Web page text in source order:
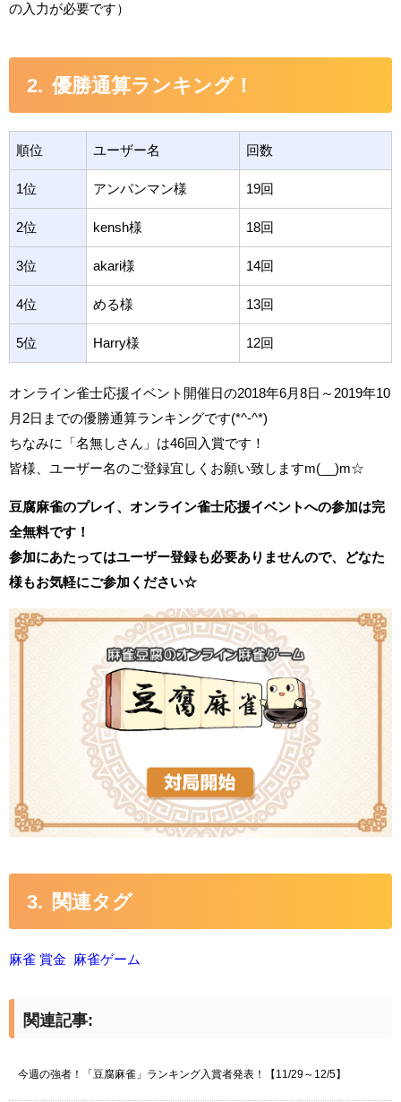
の入力が必要です）
優勝通算ランキング！
順位 ユーザー名 回数
1位 アンパンマン様 19回
2位 kensh様 18回
3位 akari様 14回
4位 める様 13回
5位 Harry様 12回
オンライン雀士応援イベント開催日の2018年6月8日～2019年10
月2日までの優勝通算ランキングです(*^-^*)
ちなみに「名無しさん」は46回入賞です！
皆様、ユーザー名のご登録宜しくお願い致しますm(__)m☆
豆腐麻雀のプレイ、オンライン雀士応援イベントへの参加は完
全無料です！
参加にあたってはユーザー登録も必要ありませんので、どなた
様もお気軽にご参加ください☆
関連タグ
麻雀 賞金 麻雀ゲーム
関連記事:
今週の強者！「豆腐麻雀」ランキング入賞者発表！【11/29～12/5】